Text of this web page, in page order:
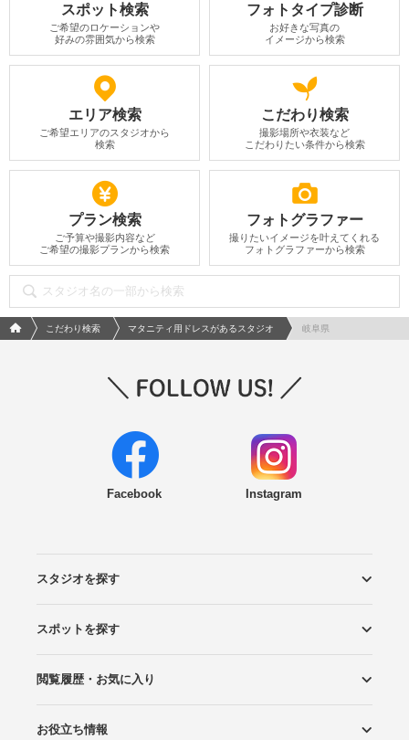
スポット検索
ご希望のロケーションや
好みの雰囲気から検索
フォトタイプ診断
お好きな写真の
イメージから検索
エリア検索
ご希望エリアのスタジオから
検索
こだわり検索
撮影場所や衣装など
こだわりたい条件から検索
プラン検索
ご予算や撮影内容など
ご希望の撮影プランから検索
フォトグラファー
撮りたいイメージを叶えてくれる
フォトグラファーから検索
フォトウエディング/結婚写真のPhotorait ホーム
こだわり検索 マタニティ用ドレスがあるスタジオ 岐阜県
Facebook Instagram
スタジオを探す
エリアから探す
こだわりから探す
NEW PHOTO STYLE
プランから探す
フォトタイプ診断
フォトグラファーから探す
国内リゾートから探す
スポットを探す
ロケーションから探す
スタジオから探す
閲覧履歴・お気に入り
閲覧スタジオ
お気に入り
お役立ち情報